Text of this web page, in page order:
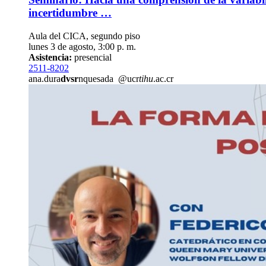
incertidumbre …
Aula del CICA, segundo piso
lunes 3 de agosto, 3:00 p. m.
Asistencia: presencial
2511-8202
ana.duradvsrnquesada @ucrtihu.ac.cr